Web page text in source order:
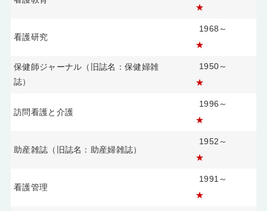
★
看護研究
1968～
★
保健師ジャーナル（旧誌名：保健婦雑
誌）
1950～
★
訪問看護と介護
1996～
★
助産雑誌（旧誌名：助産婦雑誌）
1952～
★
看護管理
1991～
★